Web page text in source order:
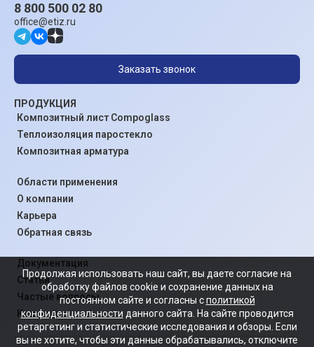
ПРОДУКЦИЯ
Композитный лист Compoglass
Теплоизоляция паростекло
Композитная арматура
Области применения
О компании
Карьера
Обратная связь
Документация
Статьи
Частые вопросы
Контакты
8 800 500 02 80
office@etiz.ru
Заказать звонок
Продолжая использовать наш сайт, вы даете согласие на
обработку файлов cookie и сохранение данных на
постоянном сайте и согласны сполитикой
конфиденциальности данного сайта. На сайте проводится
ретаргетинг и статистические исследования и обзоры. Если
вы не хотите, чтобы эти данные обрабатывались, отключите